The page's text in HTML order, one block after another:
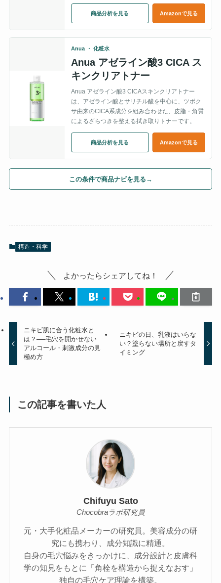
商品分析を見る Amazonで見る
Anua ・ 化粧水
Anua アゼライン酸3 CICA ス
キンクリアトナー
Anua アゼライン酸3 CICAスキンクリアトナー
は、アゼライン酸とサリチル酸を中心に、ツボク
サ由来のCICA系成分を組み合わせた、皮脂・角質
によるざらつきを整える拭き取りトナーです。
商品分析を見る Amazonで見る
この条件で商品ナビを見る →
構造・科学
よかったらシェアしてね！
ニキビ肌に合う化粧水と
は？──毛穴を開かせない
アルコール・刺激成分の見
極め方
ニキビの日、乳液はいらな
い？塗らない場所と戻すタ
イミング
この記事を書いた人
Chifuyu Sato
Chocobraラボ研究員
元・大手化粧品メーカーの研究員。美容成分の研
究にも携わり、成分知識に精通。
自身の毛穴悩みをきっかけに、成分設計と皮膚科
学の知見をもとに「角栓を構造から捉えなおす」
独自の毛穴ケア理論を構築。